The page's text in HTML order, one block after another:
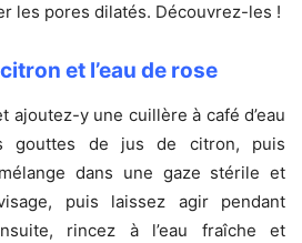
les pores dilatés. Découvrez-les !
et l’eau de rose
ajoutez-y une cuillère à café d’eau
gouttes de jus de citron, puis
dans une gaze stérile et
puis laissez agir pendant
rincez à l’eau fraîche et